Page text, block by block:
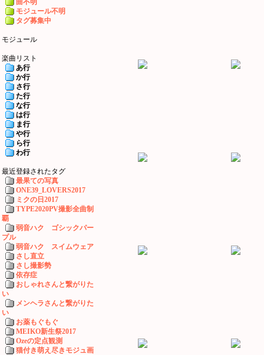
曲不明
モジュール不明
タグ募集中
モジュール
楽曲リスト
あ行
か行
さ行
た行
な行
は行
ま行
や行
ら行
わ行
最近登録されたタグ
最果ての写真
ONE39_LOVERS2017
ミクの日2017
TYPE2020PV撮影全曲制
覇
弱音ハク ゴシックパー
プル
弱音ハク スイムウェア
さし直立
さし撮影勢
依存症
おしゃれさんと繋がりた
い
メンヘラさんと繋がりた
い
お薬もぐもぐ
MEIKO新生祭2017
Ozeの定点観測
猫付き萌え尽きモジュ画